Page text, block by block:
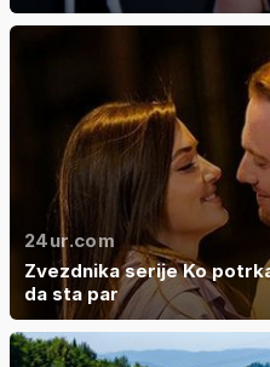
24ur.com
Zvezdnika serije Ko
da sta par